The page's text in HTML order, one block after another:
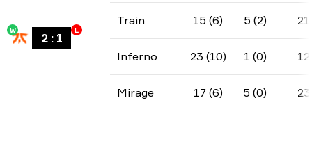
W
2: 1
L
Train 15 (6) 5 (2) 21
Inferno 23 (10) 1 (0) 12
Mirage 17 (6) 5 (0) 23